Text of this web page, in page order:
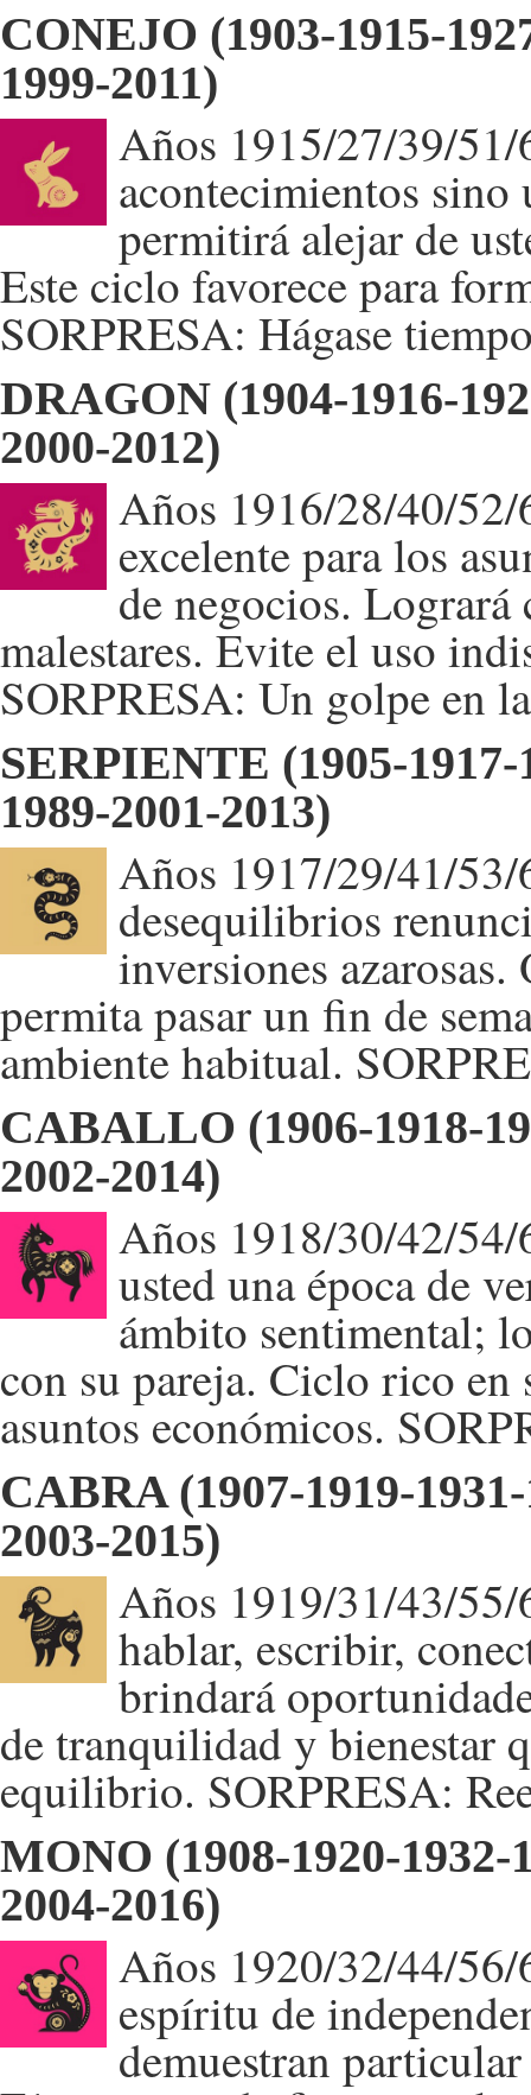
CONEJO (1903-1915-
1999-2011)
Años 1915/27/39/51/
acontecimientos sino
permitirá alejar de
Este ciclo favorece para
SORPRESA: Hágase
DRAGON (1904-1916-
2000-2012)
Años 1916/28/40/
excelente para los
de negocios.
malestares. Evite el uso
SORPRESA: Un golpe en
SERPIENTE (1905-1917-
1989-2001-2013)
Años 1917/29/41/
desequilibrios
inversiones azarosas.
permita pasar un fin de
ambiente habitual.
CABALLO (1906-1918-
2002-2014)
Años 1918/30/42/54/
usted una época de
ámbito sentimental;
con su pareja. Ciclo rico en
asuntos económicos.
CABRA (1907-1919-
2003-2015)
Años 1919/31/43/
hablar, escribir,
brindará
de tranquilidad y bienestar
equilibrio. SORPRESA:
MONO (1908-1920-1932-
2004-2016)
Años 1920/32/44/
espíritu de
demuestran